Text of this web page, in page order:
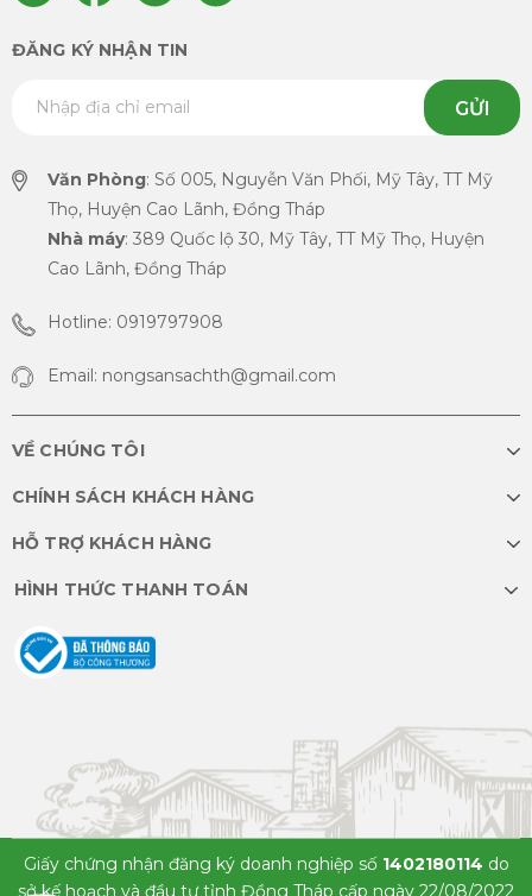
ĐĂNG KÝ NHẬN TIN
GỬI
Văn Phòng: Số 005, Nguyễn Văn Phối, Mỹ Tây, TT Mỹ
Thọ, Huyện Cao Lãnh, Đồng Tháp
Nhà máy: 389 Quốc lộ 30, Mỹ Tây, TT Mỹ Thọ, Huyện
Cao Lãnh, Đồng Tháp
Hotline: 0919797908
Email: nongsansachth@gmail.com
VỀ CHÚNG TÔI
CHÍNH SÁCH KHÁCH HÀNG
HỖ TRỢ KHÁCH HÀNG
HÌNH THỨC THANH TOÁN
Giấy chứng nhận đăng ký doanh nghiệp số 1402180114 do